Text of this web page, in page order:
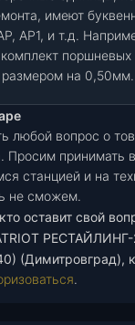
имеют
АР1, и т.д.
поршневых
на 0,50мм.
любой вопрос о
Просим принимать
станцией и на
не сможем.
оставит свой
(Димитровград),
.